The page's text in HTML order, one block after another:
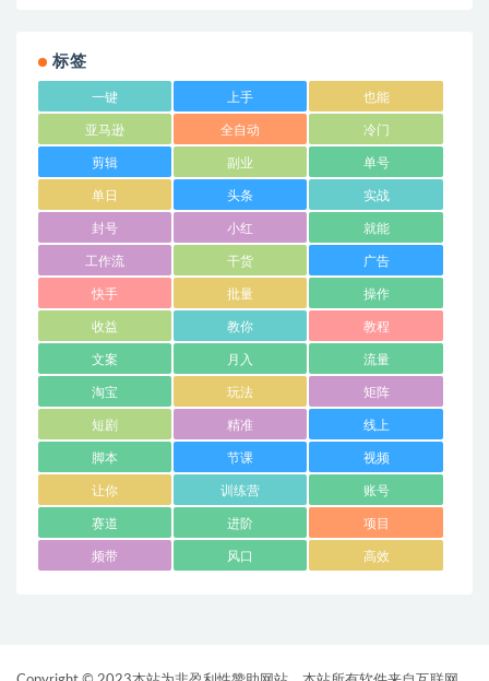
标签
一键 上手 也能
亚马逊 全自动 冷门
剪辑 副业 单号
单日 头条 实战
封号 小红 就能
工作流 干货 广告
快手 批量 操作
收益 教你 教程
文案 月入 流量
淘宝 玩法 矩阵
短剧 精准 线上
脚本 节课 视频
让你 训练营 账号
赛道 进阶 项目
频带 风口 高效